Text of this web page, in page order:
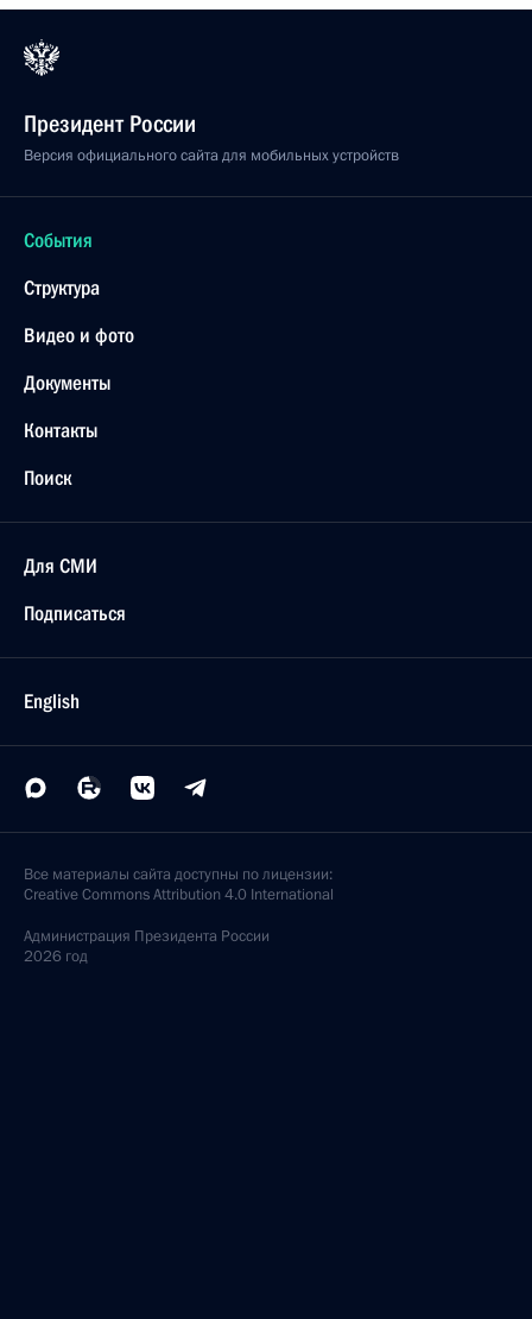
Президент России
Версия официального сайта для мобильных устройств
События
Структура
Видео и фото
Документы
Контакты
Поиск
Для СМИ
Подписаться
English
Все материалы сайта доступны по лицензии:
Creative Commons Attribution 4.0 International
Администрация Президента России
2026 год